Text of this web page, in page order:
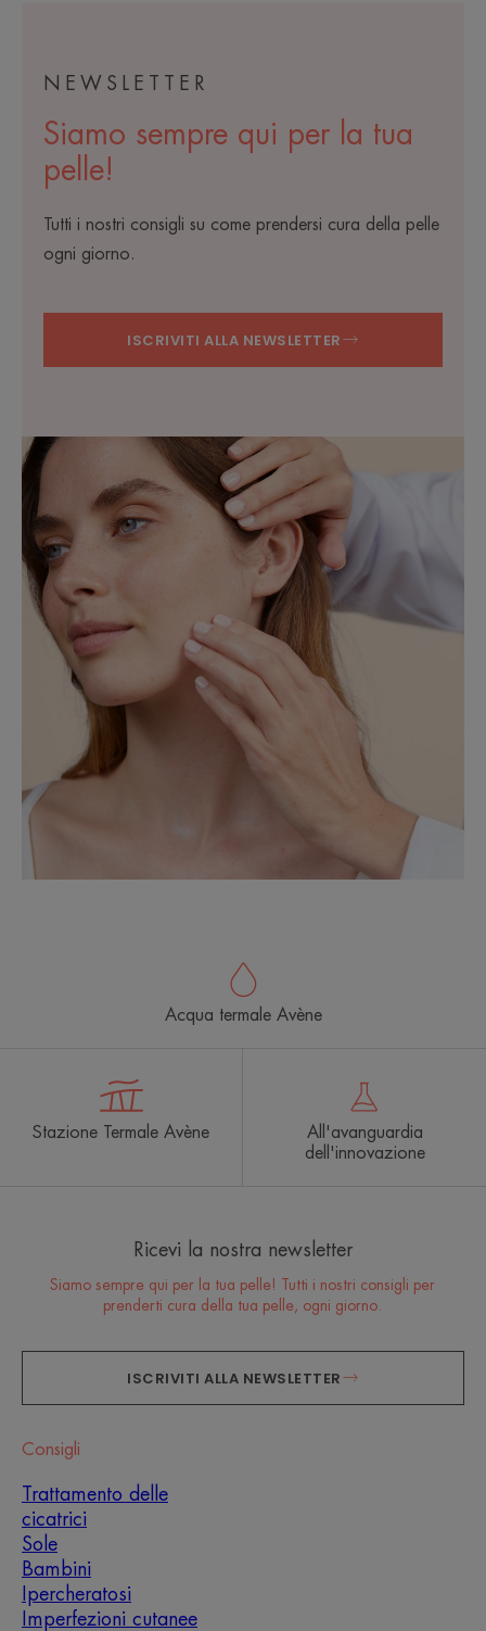
NEWSLETTER
Siamo sempre qui per la tua
pelle!
Tutti i nostri consigli su come prendersi cura della pelle
ogni giorno.
ISCRIVITI ALLA NEWSLETTER
Acqua termale Avène
Stazione Termale Avène
All'avanguardia
dell'innovazione
Ricevi la nostra newsletter
Siamo sempre qui per la tua pelle! Tutti i nostri consigli per
prenderti cura della tua pelle, ogni giorno.
ISCRIVITI ALLA NEWSLETTER
Consigli
Trattamento delle
cicatrici
Sole
Bambini
Ipercheratosi
Imperfezioni cutanee